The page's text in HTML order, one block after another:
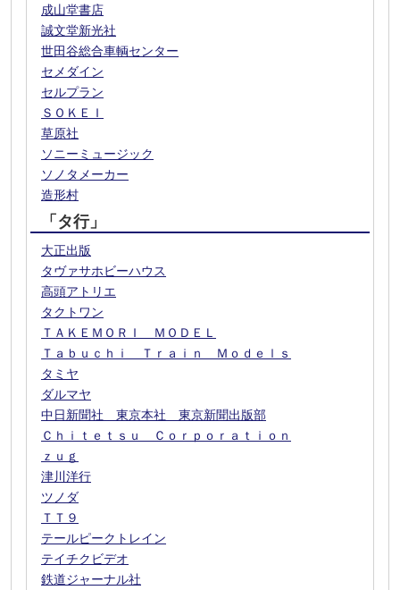
成山堂書店
誠文堂新光社
世田谷総合車輌センター
セメダイン
セルプラン
ＳＯＫＥＩ
草原社
ソニーミュージック
ソノタメーカー
造形村
「タ行」
大正出版
タヴァサホビーハウス
高頭アトリエ
タクトワン
ＴＡＫＥＭＯＲＩ ＭＯＤＥＬ
Ｔａｂｕｃｈｉ Ｔｒａｉｎ Ｍｏｄｅｌｓ
タミヤ
ダルマヤ
中日新聞社 東京本社 東京新聞出版部
Ｃｈｉｔｅｔｓｕ Ｃｏｒｐｏｒａｔｉｏｎ
ｚｕｇ
津川洋行
ツノダ
ＴＴ９
テールピークトレイン
テイチクビデオ
鉄道ジャーナル社